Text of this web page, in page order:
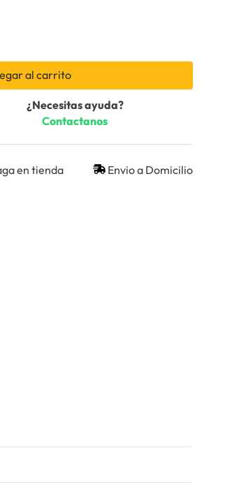
al carrito
¿Necesitas ayuda?
Contactanos
en tienda Envio a Domicilio